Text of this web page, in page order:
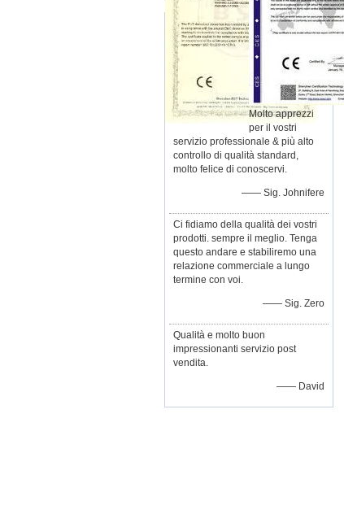
Molto apprezzi
per il vostri
servizio professionale & più alto
controllo di qualità standard,
molto felice di conoscervi.
—— Sig. Johnifere
Ci fidiamo della qualità dei vostri
prodotti. sempre il meglio. Tenga
questo andare e stabiliremo una
relazione commerciale a lungo
termine con voi.
—— Sig. Zero
Qualità e molto buon
impressionanti servizio post
vendita.
—— David